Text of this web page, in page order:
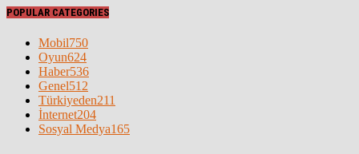
POPULAR CATEGORIES
Mobil750
Oyun624
Haber536
Genel512
Türkiyeden211
İnternet204
Sosyal Medya165